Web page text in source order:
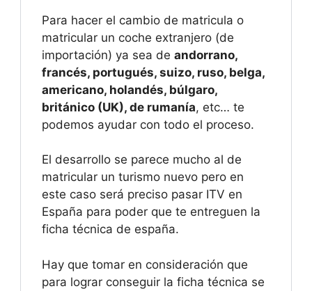
Para hacer el cambio de matricula o
matricular un coche extranjero (de
importación) ya sea de andorrano,
francés, portugués, suizo, ruso, belga,
americano, holandés, búlgaro,
británico (UK), de rumanía, etc… te
podemos ayudar con todo el proceso.
El desarrollo se parece mucho al de
matricular un turismo nuevo pero en
este caso será preciso pasar ITV en
España para poder que te entreguen la
ficha técnica de españa.
Hay que tomar en consideración que
para lograr conseguir la ficha técnica se